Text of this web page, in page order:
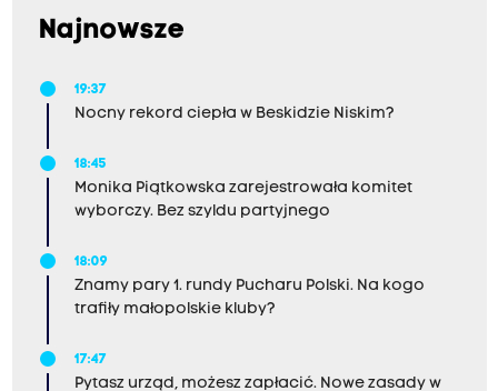
Najnowsze
19:37
Nocny rekord ciepła w Beskidzie Niskim?
18:45
Monika Piątkowska zarejestrowała komitet
wyborczy. Bez szyldu partyjnego
18:09
Znamy pary 1. rundy Pucharu Polski. Na kogo
trafiły małopolskie kluby?
17:47
Pytasz urząd, możesz zapłacić. Nowe zasady w